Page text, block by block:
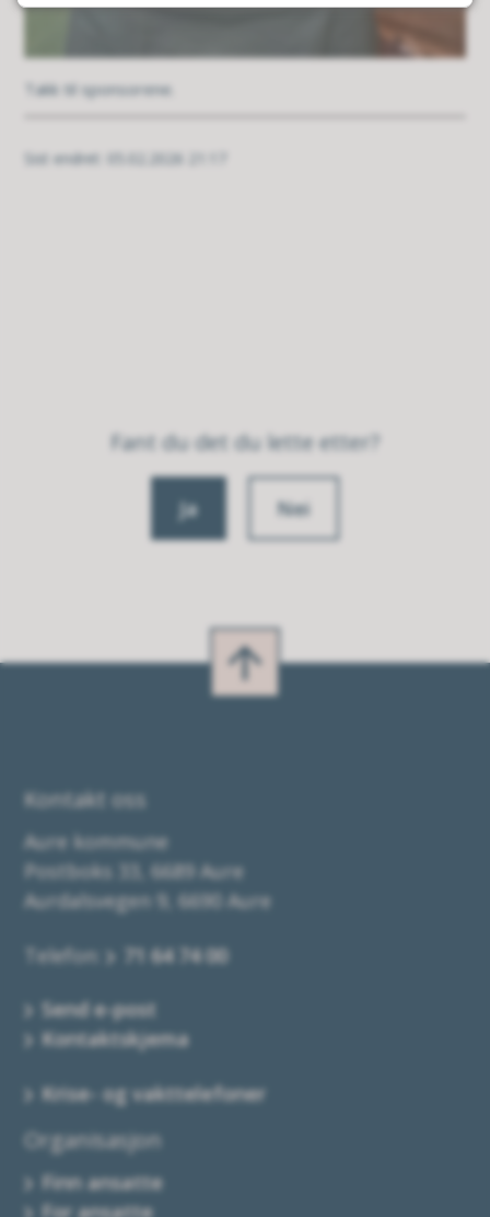
Takk til sponsorene.
Sist endret 05.02.2026 21:17
Fant du det du lette etter?
Ja Nei
Kontakt oss
Aure kommune
Postboks 33, 6689 Aure
Aurdalsvegen 9, 6690 Aure
Telefon: 71 64 74 00
Send e-post
Kontaktskjema
Krise- og vakttelefoner
Organisasjon
Finn ansatte
For ansatte